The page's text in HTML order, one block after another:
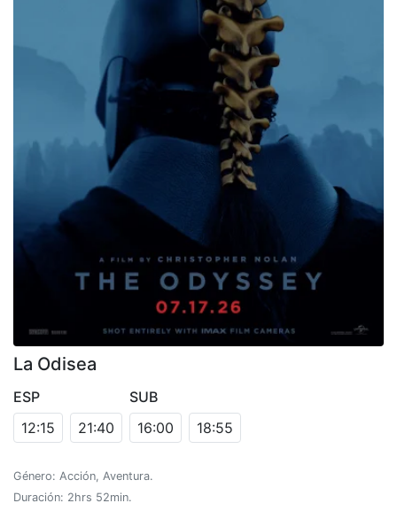
La Odisea
ESP
12:15
21:40
SUB
16:00
18:55
Género: Acción, Aventura.
Duración: 2hrs 52min.